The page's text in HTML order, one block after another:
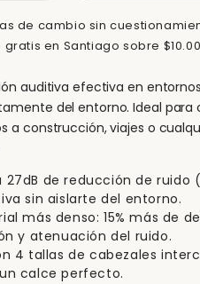
de cambio sin
gratis en Santiago sobre
auditiva efectiva en
del entorno. Ideal para
a construcción, viajes o
27dB de reducción de ruido
sin aislarte del entorno.
más denso: 15% más de
y atenuación del ruido.
4 tallas de cabezales
calce perfecto.